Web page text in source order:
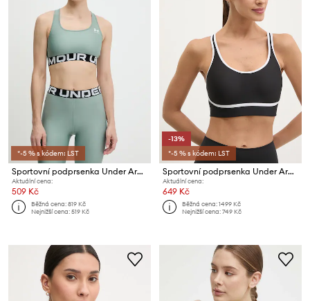
*-5 % s kódem: LST
Sportovní podprsenka Under Armour HG Authentics
Aktuální cena:
509 Kč
Běžná cena:819 Kč
Nejnižší cena:519 Kč
-13%
*-5 % s kódem: LST
Sportovní podprsenka Under Armour Infinity
Aktuální cena:
649 Kč
Běžná cena:1499 Kč
Nejnižší cena:749 Kč